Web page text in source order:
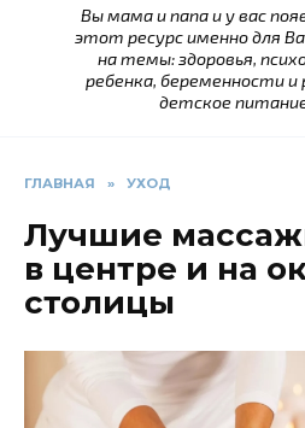
Вы мама и папа и у вас
этот ресурс именно для
на темы: здоровья,
ребенка, беременности и
детское
ГЛАВНАЯ » УХОД
Лучшие
в центре и на
столицы